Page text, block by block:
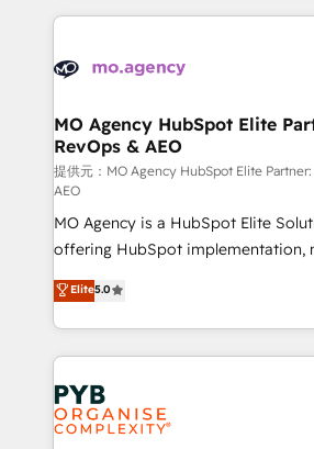
services are offered in both English
onboarding from platforms like
WordPress and legacy CRMs,
architectures that accelerate
performance. - Multi-object CRM migration, cleanup,
and implementation. - Pre-built
integrations across your full tech
object setup, CMS builds, and full-
- Dashboards, lifecycle campaigns,
nurturing sequences. - Cross-hub
Marketing, Sales, Operations, and
Ongoing optimization, managed
scalable retainers. Let’s make HubSpot your most
powerful growth engine. Built to
drive results.
MO Agency HubSpot Elite
RevOps & AEO
提供元：MO Agency HubSpot Elite Partner:
AEO
MO Agency is a HubSpot Elite
offering HubSpot implementation,
automation, CRM and RevOps
architecture, sales enablement,
lead scoring and revenue
Salesforce and integrated enterprise
Marketing, Answer Engine
Generative Engine Optimisation (AI
HubSpot Content Hub, WordPress
Elite5.0